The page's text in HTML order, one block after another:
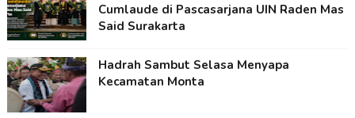
Cumlaude di Pascasarjana UIN Raden Mas
Said Surakarta
Hadrah Sambut Selasa Menyapa
Kecamatan Monta